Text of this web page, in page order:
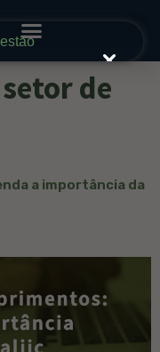
de
a importância da